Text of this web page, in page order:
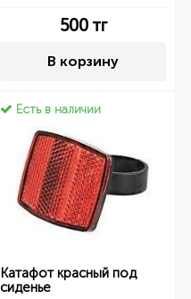
500тг
В корзину
Есть в наличии
Катафот красный под
сиденье